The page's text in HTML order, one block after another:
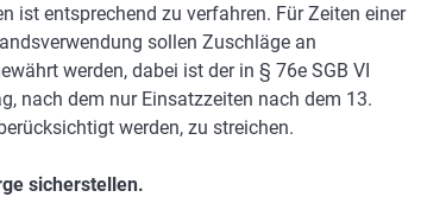
ist entsprechend zu verfahren. Für Zeiten einer
sollen Zuschläge an
werden, dabei ist der in § 76e SGB VI
nach dem nur Einsatzzeiten nach dem 13.
werden, zu streichen.
sicherstellen.